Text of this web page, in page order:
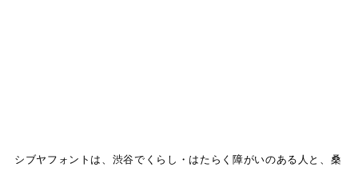
シブヤフォントは、渋谷でくらし・はたらく障がいのある人と、桑